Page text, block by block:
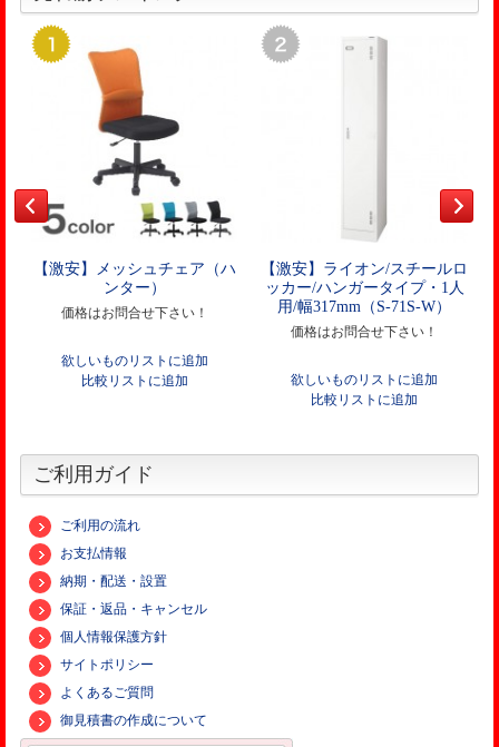
【激安】メッシュチェア（ハ
ンター）
価格はお問合せ下さい！
欲しいものリストに追加
比較リストに追加
【激安】ライオン/スチールロ
ッカー/ハンガータイプ・1人
用/幅317mm（S-71S-W）
価格はお問合せ下さい！
欲しいものリストに追加
比較リストに追加
ご利用ガイド
ご利用の流れ
お支払情報
納期・配送・設置
保証・返品・キャンセル
個人情報保護方針
サイトポリシー
よくあるご質問
御見積書の作成について